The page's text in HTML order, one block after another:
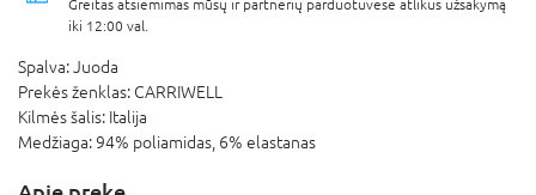
Greitas atsiėmimas mūsų ir partnerių parduotuvėse atlikus užsakymą
iki 12:00 val.
Spalva:Juoda
Prekės ženklas: CARRIWELL
Kilmės šalis: Italija
Medžiaga: 94% poliamidas, 6% elastanas